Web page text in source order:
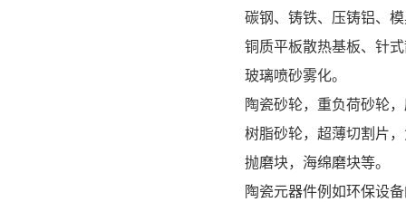
碳钢、铸铁、压铸铝、
铜质平板散热基板、针
玻璃喷砂雾化。
陶瓷砂轮，重负荷砂轮
树脂砂轮，超薄切割片
抛磨块，海绵磨块等。
陶瓷元器件例如环保设